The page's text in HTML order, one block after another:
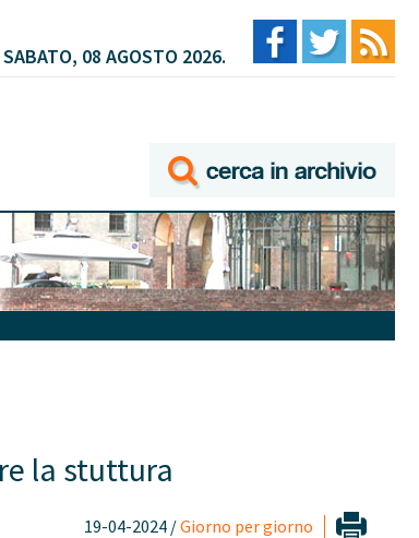
SABATO, 08 AGOSTO 2026.
la stuttura
19-04-2024 /Giorno per giorno